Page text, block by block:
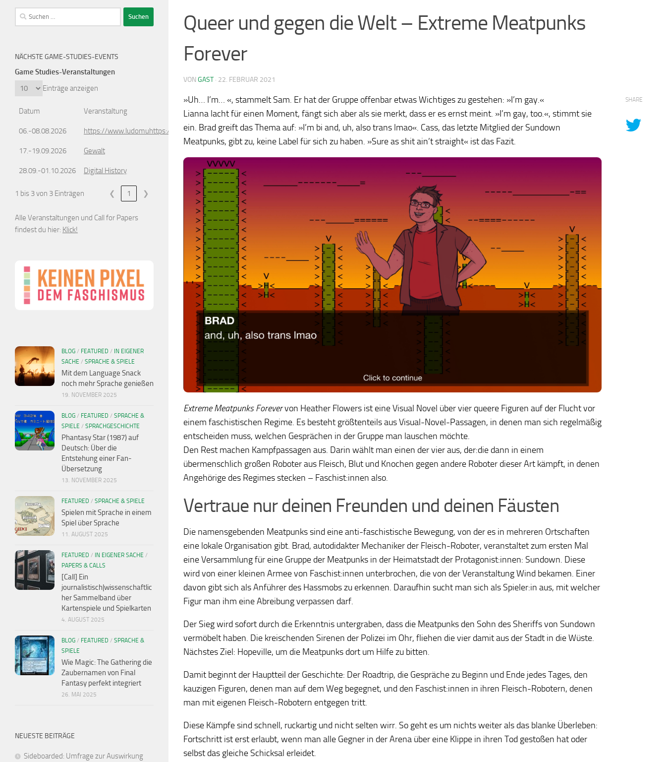
Queer und gegen die Welt – Extreme Meatpunks
Forever
VON GAST · 22. FEBRUAR 2021
»Uh… I’m… «, stammelt Sam. Er hat der Gruppe offenbar etwas Wichtiges zu gestehen: »I’m gay.«
Lianna lacht für einen Moment, fängt sich aber als sie merkt, dass er es ernst meint. »I’m gay, too.«, stimmt sie
ein. Brad greift das Thema auf: »I’m bi and, uh, also trans lmao«. Cass, das letzte Mitglied der Sundown
Meatpunks, gibt zu, keine Label für sich zu haben. »Sure as shit ain’t straight« ist das Fazit.
Extreme Meatpunks Forevervon Heather Flowers ist eine Visual Novel über vier queere Figuren auf der Flucht vor
einem faschistischen Regime. Es besteht größtenteils aus Visual-Novel-Passagen, in denen man sich regelmäßig
entscheiden muss, welchen Gesprächen in der Gruppe man lauschen möchte.
Den Rest machen Kampfpassagen aus. Darin wählt man einen der vier aus, der:die dann in einem
übermenschlich großen Roboter aus Fleisch, Blut und Knochen gegen andere Roboter dieser Art kämpft, in denen
Angehörige des Regimes stecken – Faschist:innen also.
Vertraue nur deinen Freunden und deinen Fäusten
Die namensgebenden Meatpunks sind eine anti-faschistische Bewegung, von der es in mehreren Ortschaften
eine lokale Organisation gibt. Brad, autodidakter Mechaniker der Fleisch-Roboter, veranstaltet zum ersten Mal
eine Versammlung für eine Gruppe der Meatpunks in der Heimatstadt der Protagonist:innen: Sundown. Diese
wird von einer kleinen Armee von Faschist:innen unterbrochen, die von der Veranstaltung Wind bekamen. Einer
davon gibt sich als Anführer des Hassmobs zu erkennen. Daraufhin sucht man sich als Spieler:in aus, mit welcher
Figur man ihm eine Abreibung verpassen darf.
Der Sieg wird sofort durch die Erkenntnis untergraben, dass die Meatpunks den Sohn des Sheriffs von Sundown
vermöbelt haben. Die kreischenden Sirenen der Polizei im Ohr, fliehen die vier damit aus der Stadt in die Wüste.
Nächstes Ziel: Hopeville, um die Meatpunks dort um Hilfe zu bitten.
Damit beginnt der Hauptteil der Geschichte: Der Roadtrip, die Gespräche zu Beginn und Ende jedes Tages, den
kauzigen Figuren, denen man auf dem Weg begegnet, und den Faschist:innen in ihren Fleisch-Robotern, denen
man mit eigenen Fleisch-Robotern entgegen tritt.
Diese Kämpfe sind schnell, ruckartig und nicht selten wirr. So geht es um nichts weiter als das blanke Überleben:
Fortschritt ist erst erlaubt, wenn man alle Gegner in der Arena über eine Klippe in ihren Tod gestoßen hat oder
selbst das gleiche Schicksal erleidet.
SHARE
Suchen
nach:
NÄCHSTE GAME-STUDIES-EVENTS
Game Studies-Veranstaltungen
Einträge anzeigen
Datum Veranstaltung
06.-08.08.2026 https://www.ludomuhttps://www.ludomusicology.org/ludo2026/
17.-19.09.2026 Gewalt
28.09.-01.10.2026 Digital History
1 bis 3 von 3 Einträgen ❮ 1 ❯
Alle Veranstaltungen und Call for Papers
findest du hier: Klick!
BLOG / FEATURED / IN EIGENER
SACHE / SPRACHE & SPIELE
Mit dem Language Snack
noch mehr Sprache genießen
19. NOVEMBER 2025
BLOG / FEATURED / SPRACHE &
SPIELE / SPRACHGESCHICHTE
Phantasy Star (1987) auf
Deutsch: Über die
Entstehung einer Fan-
Übersetzung
13. NOVEMBER 2025
FEATURED / SPRACHE & SPIELE
Spielen mit Sprache in einem
Spiel über Sprache
11. AUGUST 2025
FEATURED / IN EIGENER SACHE /
PAPERS & CALLS
[Call] Ein
journalistisch|wissenschaftlic
her Sammelband über
Kartenspiele und Spielkarten
4. AUGUST 2025
BLOG / FEATURED / SPRACHE &
SPIELE
Wie Magic: The Gathering die
Zaubernamen von Final
Fantasy perfekt integriert
26. MAI 2025
NEUESTE BEITRÄGE
Sideboarded: Umfrage zur Auswirkung